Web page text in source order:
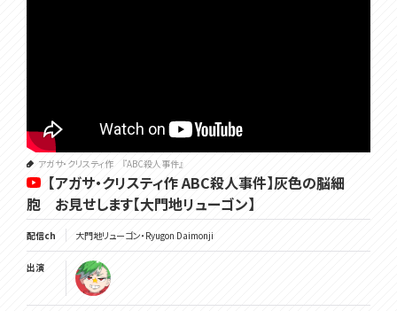
アガサ・クリスティ作 『ABC殺人事件』
【アガサ・クリスティ作 ABC殺人事件】灰色の脳細
胞 お見せします【大門地リューゴン】
配信ch 大門地リューゴン・Ryugon Daimonji
出演